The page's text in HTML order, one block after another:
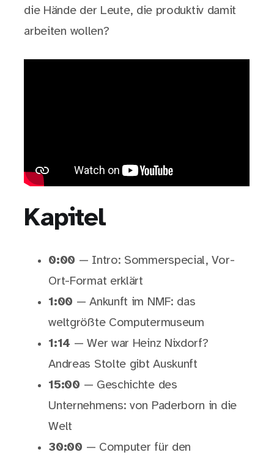
die Hände der Leute, die produktiv damit
arbeiten wollen?
Kapitel
0:00 — Intro: Sommerspecial, Vor-
Ort-Format erklärt
1:00 — Ankunft im NMF: das
weltgrößte Computermuseum
1:14 — Wer war Heinz Nixdorf?
Andreas Stolte gibt Auskunft
15:00 — Geschichte des
Unternehmens: von Paderborn in die
Welt
30:00 — Computer für den